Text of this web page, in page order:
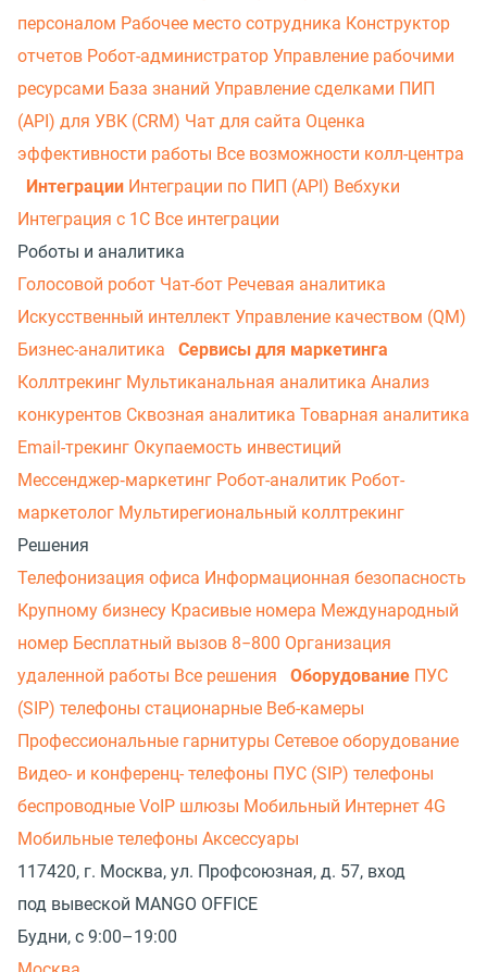
персоналом Рабочее место сотрудника Конструктор
отчетов Робот-администратор Управление рабочими
ресурсами База знаний Управление сделками ПИП
(API) для УВК (CRM) Чат для сайта Оценка
эффективности работы Все возможности колл-центра
Интеграции Интеграции по ПИП (API) Вебхуки
Интеграция с 1С Все интеграции
Роботы и аналитика
Голосовой робот Чат-бот Речевая аналитика
Искусственный интеллект Управление качеством (QM)
Бизнес-аналитика
Сервисы для маркетинга
Коллтрекинг Мультиканальная аналитика Анализ
конкурентов Сквозная аналитика Товарная аналитика
Email-трекинг Окупаемость инвестиций
Мессенджер‑маркетинг Робот-аналитик Робот-
маркетолог Мультирегиональный коллтрекинг
Решения
Телефонизация офиса Информационная безопасность
Крупному бизнесу Красивые номера Международный
номер Бесплатный вызов 8−800 Организация
удаленной работы Все решения Оборудование ПУС
(SIP) телефоны стационарные Веб-камеры
Профессиональные гарнитуры Сетевое оборудование
Видео- и конференц- телефоны ПУС (SIP) телефоны
беспроводные VoIP шлюзы Мобильный Интернет 4G
Мобильные телефоны Аксессуары
117420, г. Москва, ул. Профсоюзная, д. 57, вход
под вывеской MANGO OFFICE
Будни, с 9:00–19:00